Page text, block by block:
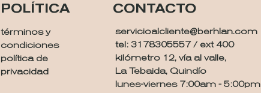
POLÍTICA
términos y
condiciones
política de
privacidad
CONTACTO
servicioalcliente@berhlan.com
tel: 3178305557 / ext 400
kilómetro 12, vía al valle,
La Tebaida, Quindío
lunes-viernes 7:00am - 5:00pm